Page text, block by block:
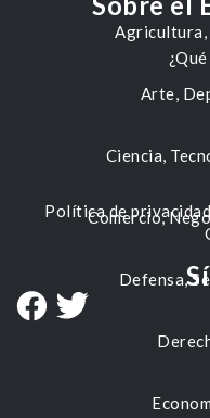
Agricultura,
Arte,
Ciencia,
Comercio,
Defensa,
Política de